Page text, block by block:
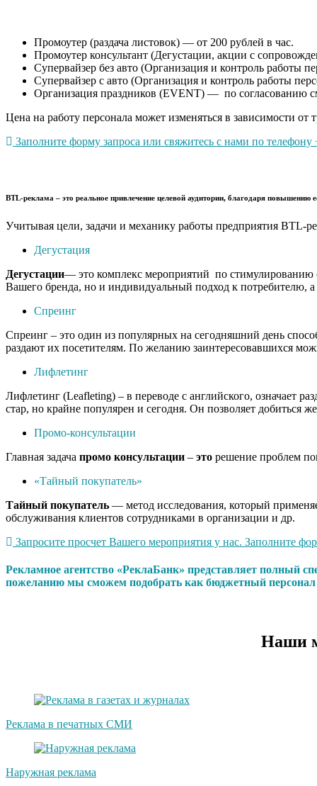
Промоутер (раздача листовок) — от 200 рублей в час.
Промоутер консультант (Дегустации, акции с
Супервайзер без авто (Организация и контроль работы
Супервайзер с авто (Организация и контроль работы
Организация праздников (EVENT) — по согласованию
Цена на работу персонала может изменяться в зависимости
Заполните форму запроса или свяжитесь с нами по
BTL-реклама – это реальное привлечение целевой аудитории, благодаря
Учитывая цели, задачи и механику работы предприятия BTL-
Дегустация
Дегустации— это комплекс мероприятий по стимулированию
Вашего бренда, но и индивидуальный подход к потребителю, а
Спреинг
Спреинг – это один из популярных на сегодняшний день
раздают их посетителям. По желанию заинтересовавшихся
Лифлетинг
Лифлетинг (Leafleting) – в переводе с английского, означает
стар, но крайне популярен и сегодня. Он позволяет добиться
Промо-консультации
Главная задача промо консультации – это решение проблем
«Тайный покупатель»
Тайный покупатель — метод исследования, который
обслуживания клиентов сотрудниками в организации и др.
Запросите просчет Вашего мероприятия у нас. Заполните
Рекламное агентство «РеклаБанк» представляет
пожеланию мы сможем подобрать как бюджетный персонал
Наши
Реклама в печатных СМИ
Наружная реклама